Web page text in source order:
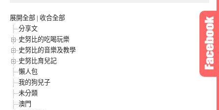
展開全部 | 收合全部
分享文
史努比的吃喝玩樂
史努比的音樂及教學
史努比育兒記
懶人包
我的狗兒子
未分類
澳門